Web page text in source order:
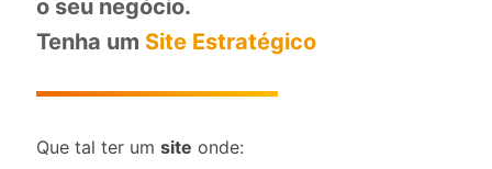
o seu negócio.
Tenha um Site Estratégico
Que tal ter um site onde: